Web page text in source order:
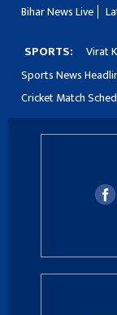
Bihar News Live
SPORTS: Virat
Sports News
Cricket Match